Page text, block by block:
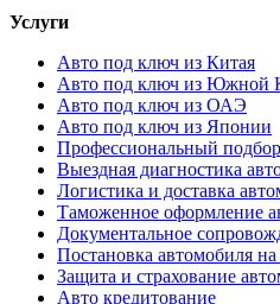
Услуги
Авто под ключ из Китая
Авто под ключ из Южной
Авто под ключ из ОАЭ
Авто под ключ из Японии
Профессиональный
Выездная диагностика
Логистика и доставка
Таможенное оформление
Документальное
Постановка автомобиля на
Защита и страхование
Авто кредитование